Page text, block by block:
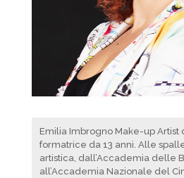
Emilia Imbrogno Make-up Artist
formatrice da 13 anni. Alle
artistica, dall’Accademia delle
all’Accademia Nazionale del